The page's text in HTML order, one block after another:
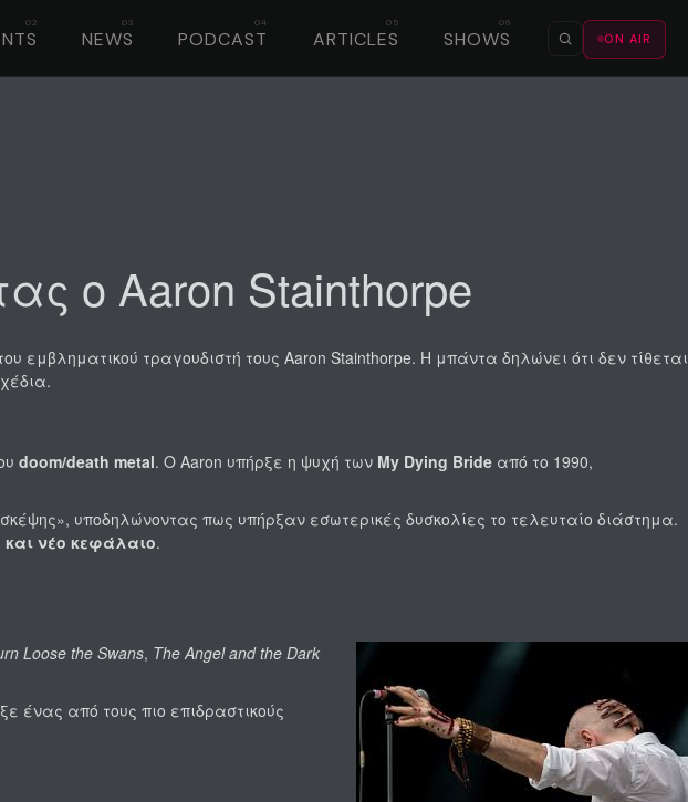
NEWS PODCAST ARTICLES SHOWS ON AIR
ο Aaron Stainthorpe
τραγουδιστή τους Aaron Stainthorpe. Η μπάντα δηλώνει ότι δεν τίθεται
doom/death metal. Ο Aaron υπήρξε η ψυχή των My Dying Bride από το 1990,
υποδηλώνοντας πως υπήρξαν εσωτερικές δυσκολίες το τελευταίο διάστημα.
και νέο κεφάλαιο.
Loose the Swans, The Angel and the Dark
ένας από τους πιο επιδραστικούς